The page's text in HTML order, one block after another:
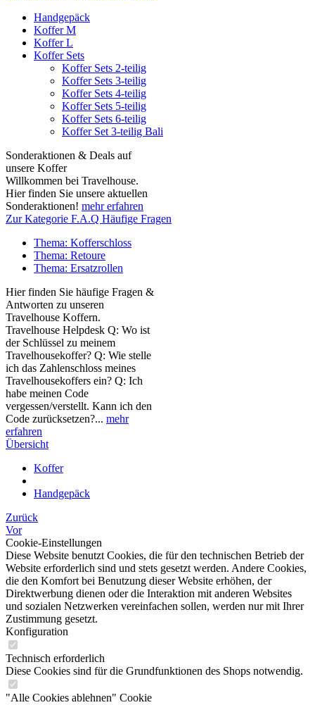
Handgepäck
Koffer M
Koffer L
Koffer Sets
Koffer Sets 2-teilig
Koffer Sets 3-teilig
Koffer Sets 4-teilig
Koffer Sets 5-teilig
Koffer Sets 6-teilig
Koffer Set 3-teilig Bali
Sonderaktionen & Deals auf
unsere Koffer
Willkommen bei Travelhouse.
Hier finden Sie unsere aktuellen
Sonderaktionen! mehr erfahren
Zur Kategorie F.A.Q Häufige Fragen
Thema: Kofferschloss
Thema: Retoure
Thema: Ersatzrollen
Hier finden Sie häufige Fragen &
Antworten zu unseren
Travelhouse Koffern.
Travelhouse Helpdesk Q: Wo ist
der Schlüssel zu meinem
Travelhousekoffer? Q: Wie stelle
ich das Zahlenschloss meines
Travelhousekoffers ein? Q: Ich
habe meinen Code
vergessen/verstellt. Kann ich den
Code zurücksetzen?... mehr
erfahren
Übersicht
Koffer
Handgepäck
Zurück
Vor
Cookie-Einstellungen
Diese Website benutzt Cookies, die für den technischen Betrieb der
Website erforderlich sind und stets gesetzt werden. Andere Cookies,
die den Komfort bei Benutzung dieser Website erhöhen, der
Direktwerbung dienen oder die Interaktion mit anderen Websites
und sozialen Netzwerken vereinfachen sollen, werden nur mit Ihrer
Zustimmung gesetzt.
Konfiguration
Technisch erforderlich
Diese Cookies sind für die Grundfunktionen des Shops notwendig.
"Alle Cookies ablehnen" Cookie